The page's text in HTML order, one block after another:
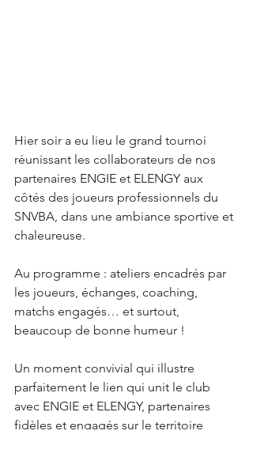
Hier soir a eu lieu le grand tournoi
réunissant les collaborateurs de nos
partenaires ENGIE et ELENGY aux
côtés des joueurs professionnels du
SNVBA, dans une ambiance sportive et
chaleureuse.
Au programme : ateliers encadrés par
les joueurs, échanges, coaching,
matchs engagés… et surtout,
beaucoup de bonne humeur !
Un moment convivial qui illustre
parfaitement le lien qui unit le club
avec ENGIE et ELENGY, partenaires
fidèles et engagés sur le territoire